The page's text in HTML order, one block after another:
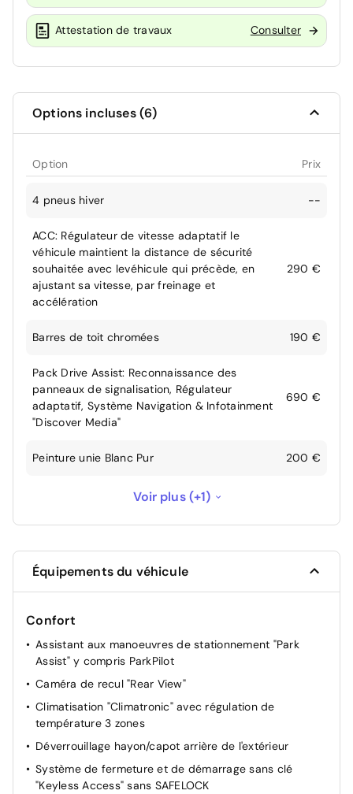
Attestation de travaux Consulter
Options incluses (6)
Option Prix
4 pneus hiver --
ACC: Régulateur de vitesse adaptatif le
véhicule maintient la distance de sécurité
souhaitée avec levéhicule qui précède, en
ajustant sa vitesse, par freinage et
accélération
290 €
Barres de toit chromées 190 €
Pack Drive Assist: Reconnaissance des
panneaux de signalisation, Régulateur
adaptatif, Système Navigation & Infotainment
"Discover Media"
690 €
Peinture unie Blanc Pur 200 €
Side Assist Plus avec détecteurs d’angle mort
Voir plus (+1)
Équipements du véhicule
Confort
Assistant aux manoeuvres de stationnement "Park
Assist" y compris ParkPilot
Caméra de recul "Rear View"
Climatisation "Climatronic" avec régulation de
température 3 zones
Déverrouillage hayon/capot arrière de l'extérieur
Système de fermeture et de démarrage sans clé
"Keyless Access" sans SAFELOCK